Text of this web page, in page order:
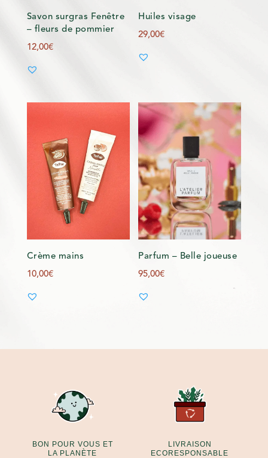
Savon surgras Fenêtre
– fleurs de pommier
12,00€
Huiles visage
29,00€
Crème mains
10,00€
Parfum – Belle joueuse
95,00€
BON POUR VOUS ET
LA PLANÈTE
LIVRAISON
ECORESPONSABLE